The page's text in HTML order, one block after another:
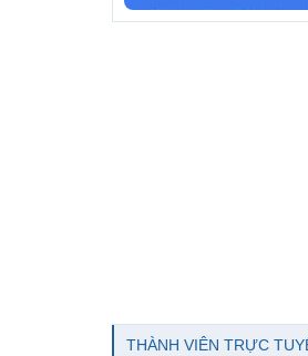
THÀNH VIÊN TRỰC